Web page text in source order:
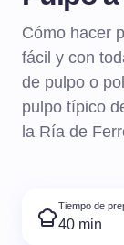
Cómo hacer
fácil y con
de pulpo o
pulpo típico
la Ría de
Tiempo de
40 min